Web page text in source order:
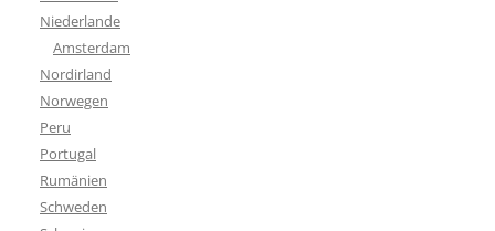
Niederlande
Amsterdam
Nordirland
Norwegen
Peru
Portugal
Rumänien
Schweden